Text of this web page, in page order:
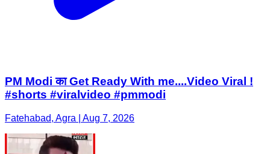
PM Modi का Get Ready With me....Video Viral !
#shorts #viralvideo #pmmodi
Fatehabad, Agra | Aug 7, 2026